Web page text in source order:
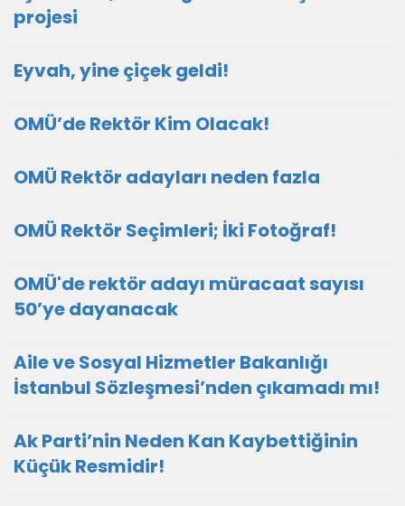
projesi
Eyvah, yine çiçek geldi!
OMÜ’de Rektör Kim Olacak!
OMÜ Rektör adayları neden fazla
OMÜ Rektör Seçimleri; İki Fotoğraf!
OMÜ'de rektör adayı müracaat sayısı
50’ye dayanacak
Aile ve Sosyal Hizmetler Bakanlığı
İstanbul Sözleşmesi’nden çıkamadı mı!
Ak Parti’nin Neden Kan Kaybettiğinin
Küçük Resmidir!